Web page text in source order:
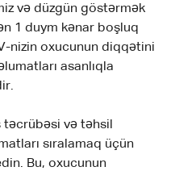
və düzgün göstərmək
1 duym kənar boşluq
nizin oxucunun diqqətini
asanlıqla
təcrübəsi və təhsil
sıralamaq üçün
Bu, oxucunun